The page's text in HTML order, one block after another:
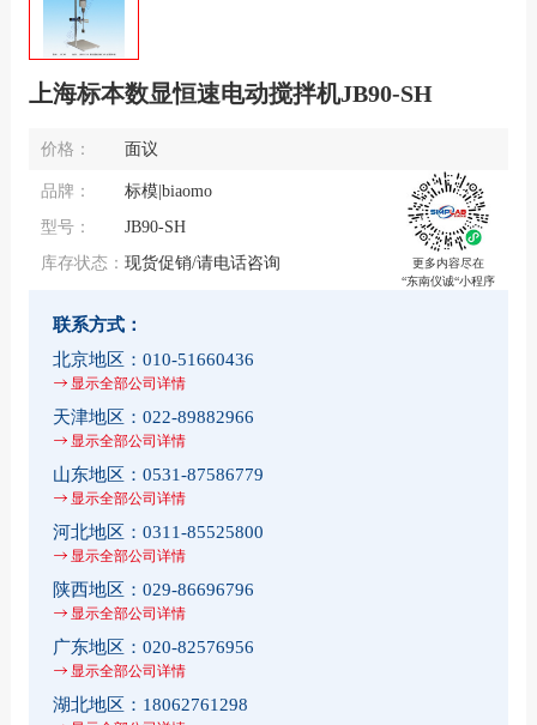
上海标本数显恒速电动搅拌机JB90-SH
价格： 面议
更多内容尽在
“东南仪诚“小程序
品牌：
标模|biaomo
型号：
JB90-SH
库存状态： 现货促销/请电话咨询
联系方式：
北京地区： 010-51660436
显示全部公司详情
天津地区： 022-89882966
显示全部公司详情
山东地区： 0531-87586779
显示全部公司详情
河北地区： 0311-85525800
显示全部公司详情
陕西地区： 029-86696796
显示全部公司详情
广东地区： 020-82576956
显示全部公司详情
湖北地区： 18062761298